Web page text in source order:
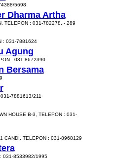
5698
Dharma Artha
TELEPON : 031-782278, - 289
: 031-7881624
Agung
: 031-8672390
Bersama
7881613/211
HOUSE B-3, TELEPON : 031-
CANDI, TELEPON : 031-8968129
031-8533982/1995